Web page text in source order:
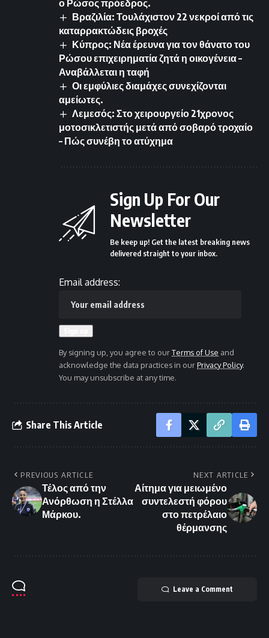
ο Ρώσος πρόεδρος.
Βραζιλία: Τουλάχιστον 22 νεκροί από τις
καταρρακτώδεις βροχές
Κύπρος: Νέα έρευνα για τον θάνατο του
Ρώσου επιχειρηματία ζητά η οικογένεια –
Αναβάλλεται η ταφή
Οι εμφύλιες διαμάχες συνεχίζονται
αμείωτες.
Λεμεσός: Στο χειρουργείο 21χρονος
μοτοσικλετιστής μετά από σοβαρό τροχαίο
– Πώς συνέβη το ατύχημα
Sign Up For Our
Newsletter
Be keep up! Get the latest breaking news
delivered straight to your inbox.
Email address:
By signing up, you agree to ourTerms of Use and
acknowledge the data practices in ourPrivacy Policy.
You may unsubscribe at any time.
Share This Article
PREVIOUS ARTICLE
Τέλος από την
Ανόρθωση η Στέλλα
Μάρκου.
NEXT ARTICLE
Αίτημα για μειωμένο
συντελεστή φόρου
στο πετρέλαιο
θέρμανσης
Leave a Comment